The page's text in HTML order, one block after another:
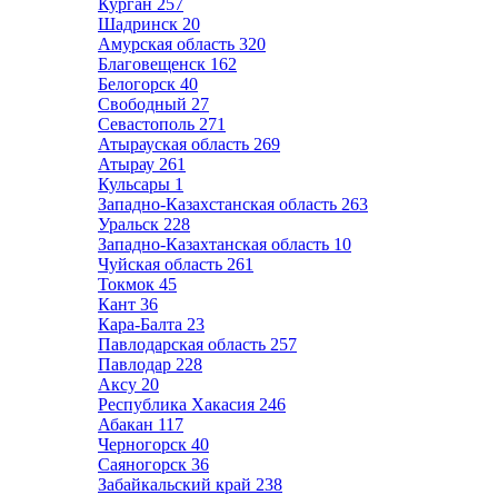
Курган 257
Шадринск 20
Амурская область 320
Благовещенск 162
Белогорск 40
Свободный 27
Севастополь 271
Атырауская область 269
Атырау 261
Кульсары 1
Западно-Казахстанская область 263
Уральск 228
Западно-Казахтанская область 10
Чуйская область 261
Токмок 45
Кант 36
Кара-Балта 23
Павлодарская область 257
Павлодар 228
Аксу 20
Республика Хакасия 246
Абакан 117
Черногорск 40
Саяногорск 36
Забайкальский край 238